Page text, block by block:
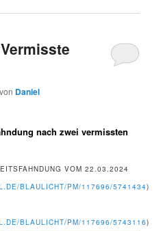
von Daniel
nach zwei vermissten
VOM 22.03.2024
BLAULICHT/PM/117696/5741434)
BLAULICHT/PM/117696/5743116)